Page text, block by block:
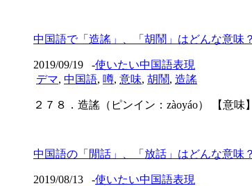
中国語で「造謠」、「胡鬧」はどんな意味？
2019/09/19 -使いたい中国語表現
デマ, 中国語, 噂, 意味, 胡鬧, 造謠
２７８．造謠（ピンイン：zàoyáo） 【意
中国語の「閒話」、「放話」はどんな意味？
2019/08/13 -使いたい中国語表現